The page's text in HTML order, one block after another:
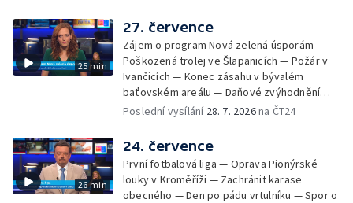
pozorovat zatmění Slunce — Den AČFK na
Letní filmové škole — Milan Uhde slaví 90 let
— Rekonstrukce vojenského srubu
25 min
27. července
Zájem o program Nová zelená úsporám —
Poškozená trolej ve Šlapanicích — Požár v
Ivančicích — Konec zásahu v bývalém
baťovském areálu — Daňové zvýhodnění
vína — Výhružky na magistrátu v Olomouci —
Brněnské týmy v první fotbalové lize —
Chystaná rekonstrukce bývalé věznice —
Nový seriál pro děti
Poslední vysílání 28. 7. 2026na ČT24
26 min
24. července
První fotbalová liga — Oprava Pionýrské
louky v Kroměříži — Zachránit karase
obecného — Den po pádu vrtulníku — Spor o